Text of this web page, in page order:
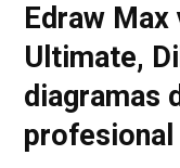
Edraw
Ultimate,
diagramas
profesional